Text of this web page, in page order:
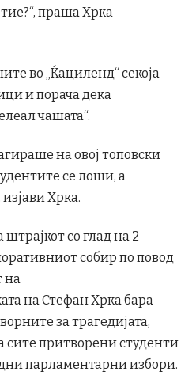
праша Хрка
во „Ќациленд“ секоја
и порача дека
чашата“.
на овој топовски
се лоши, а
Хрка.
со глад на 2
собир по повод
на
на Стефан Хрка бара
за трагедијата,
сите притворени студенти
парламентарни избори.